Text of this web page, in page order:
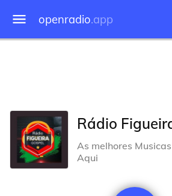
openradio.app
Rádio
As melhores
Aqui